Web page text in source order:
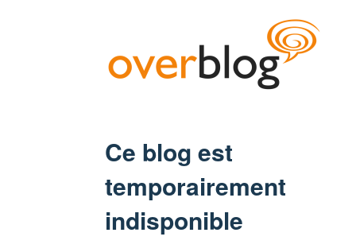
Ce blog est
temporairement
indisponible